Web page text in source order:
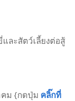
ละสัตว์เลี้ยงต่อสู้
ม {กดปุ่ม คลิ๊กที่